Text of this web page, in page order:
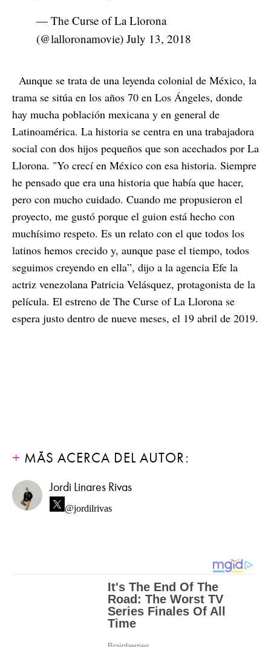
— The Curse of La Llorona
(@lalloronamovie) July 13, 2018
Aunque se trata de una leyenda colonial de México, la
trama se sitúa en los años 70 en Los Ángeles, donde
hay mucha población mexicana y en general de
Latinoamérica. La historia se centra en una trabajadora
social con dos hijos pequeños que son acechados por La
Llorona. "Yo crecí en México con esa historia. Siempre
he pensado que era una historia que había que hacer,
pero con mucho cuidado. Cuando me propusieron el
proyecto, me gustó porque el guion está hecho con
muchísimo respeto. Es un relato con el que todos los
latinos hemos crecido y, aunque pase el tiempo, todos
seguimos creyendo en ella”, dijo a la agencia Efe la
actriz venezolana Patricia Velásquez, protagonista de la
película. El estreno de The Curse of La Llorona se
espera justo dentro de nueve meses, el 19 abril de 2019.
MÁS ACERCA DEL AUTOR:
Jordi Linares Rivas
@jordilrivas